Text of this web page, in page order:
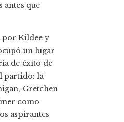
antes que
por Kildee y
un lugar
de éxito de
partido: la
Gretchen
como
aspirantes